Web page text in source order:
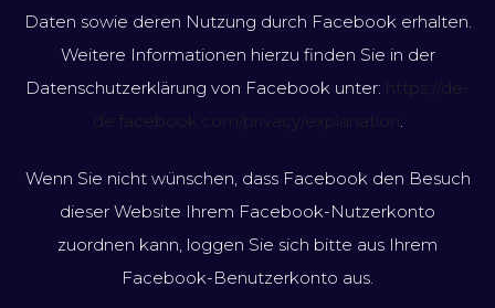
Daten sowie deren Nutzung durch Facebook erhalten.
Weitere Informationen hierzu finden Sie in der
Datenschutzerklärung von Facebook unter:
https://de-
de.facebook.com/privacy/explanation
Wenn Sie nicht wünschen, dass Facebook den Besuch
dieser Website Ihrem Facebook-Nutzerkonto
zuordnen kann, loggen Sie sich bitte aus Ihrem
Facebook-Benutzerkonto aus.